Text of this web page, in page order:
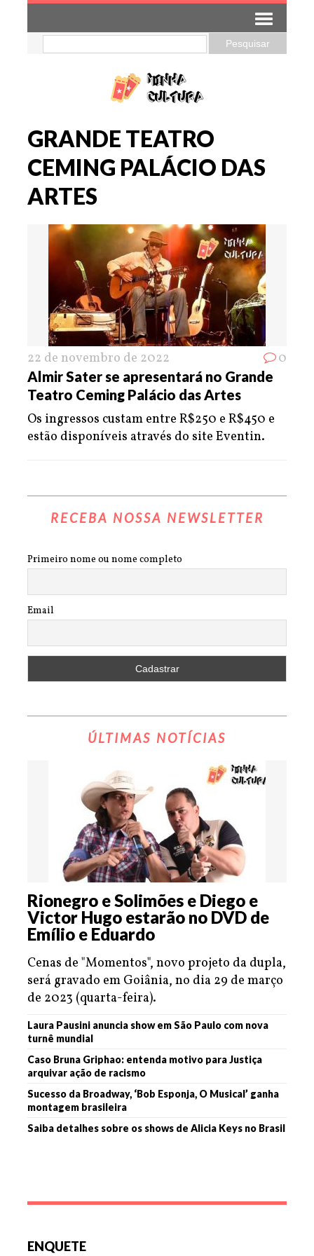
GRANDE TEATRO
CEMING PALÁCIO DAS
ARTES
22 de novembro de 2022 0
Almir Sater se apresentará no Grande
Teatro Ceming Palácio das Artes
Os ingressos custam entre R$250 e R$450 e
estão disponíveis através do site Eventin.
RECEBA NOSSA NEWSLETTER
Primeiro nome ou nome completo
Email
ÚLTIMAS NOTÍCIAS
Rionegro e Solimões e Diego e
Victor Hugo estarão no DVD de
Emílio e Eduardo
Cenas de "Momentos", novo projeto da dupla,
será gravado em Goiânia, no dia 29 de março
de 2023 (quarta-feira).
Laura Pausini anuncia show em São Paulo com nova
turnê mundial
Caso Bruna Griphao: entenda motivo para Justiça
arquivar ação de racismo
Sucesso da Broadway, ‘Bob Esponja, O Musical’ ganha
montagem brasileira
Saiba detalhes sobre os shows de Alicia Keys no Brasil
ENQUETE